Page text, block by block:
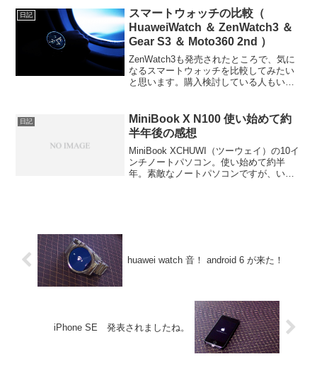
れちゃいます。だから、学んでから購入
しようと思...
日記
スマートウォッチの比較（
HuaweiWatch ＆ ZenWatch3 ＆
Gear S3 ＆ Moto360 2nd ）
ZenWatch3も発売されたところで、気に
なるスマートウォッチを比較してみたい
と思います。購入検討している人もいる
て、購入しましょう。自分の生活スタイ
ルと合えば、長く便...
日記
MiniBook X N100 使い始めて約
半年後の感想
MiniBook XCHUWI（ツーウェイ）の10イ
ンチノートパソコン。使い始めて約半
年。素敵なノートパソコンですが、いい
huawei watch 音！ android 6 が来た！
iPhone SE 発表されましたね。